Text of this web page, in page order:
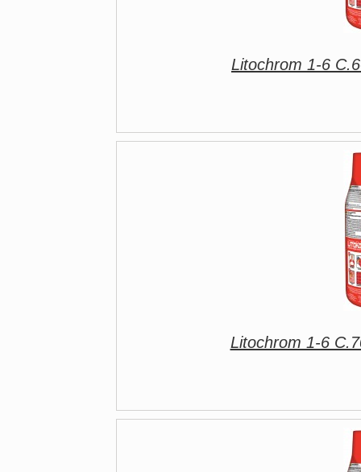
Litochrom 1-6
Litochrom 1-6